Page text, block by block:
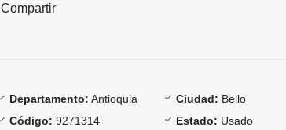
Compartir
Departamento: Antioquia Ciudad: Bello
Código: 9271314 Estado: Usado